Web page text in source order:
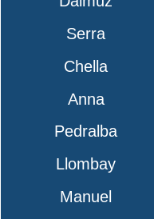
Serra
Chella
Anna
Pedralba
Llombay
Manuel